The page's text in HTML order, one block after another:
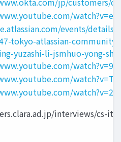
events/details/
tokyo-atlassian-
yuzashi-li-jsmhuo-yong-
interviews/cs-it-